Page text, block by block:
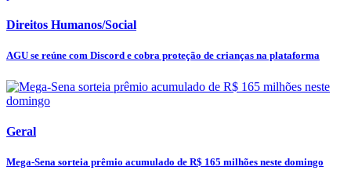
Direitos Humanos/Social
AGU se reúne com Discord e cobra proteção de crianças na plataforma
Geral
Mega-Sena sorteia prêmio acumulado de R$ 165 milhões neste domingo